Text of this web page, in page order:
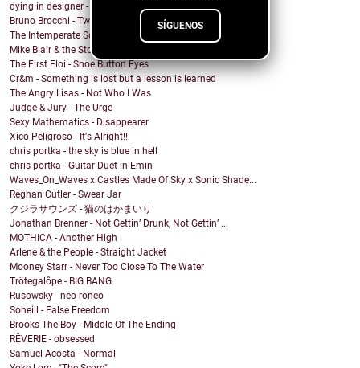
SÍGUENOS
dying in designer - Replace Me
Bruno Brocchi - Two Hearts
The Intemperate Sons - Brother
Mike Blair & the Stonewalls - Tequila (For Love)
The First Eloi - Shoe Button Eyes
Cr&m - Something is lost but a lesson is learned
The Angry Lisas - Not Who I Was
Judge & Jury - The Urge
Sexy Mathematics - Disappearer
Xico Peligroso - It's Alright!!
chris portka - the sky is blue in hell
chris portka - Guitar Duet in Emin
Waves_On_Waves x Castles Made Of Sky x Sonic Shade...
Reghan Cutler - Swear Jar
クジラサウンズ - 猫のはかまいり
Jonathan Brenner - Not Gettin’ Drunk, Not Gettin’ ...
MOTHICA - Another High
Arlene & the People - Straight Jacket
Mooney Starr - Never Too Close To The Water
Trötegalôpe - BIG BANG
Rusowsky - neo roneo
Soheill - False Freedom
Brooks The Boy - Middle Of The Ending
RÊVERIE - obsessed
Samuel Acosta - Normal